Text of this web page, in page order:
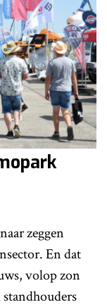
zeggen
En dat
volop zon